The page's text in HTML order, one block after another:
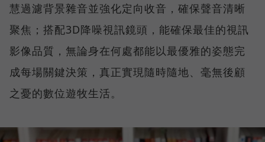
慧過濾背景雜音並強化定向收音，確保聲音清晰
聚焦；搭配3D降噪視訊鏡頭，能確保最佳的視訊
影像品質，無論身在何處都能以最優雅的姿態完
成每場關鍵決策，真正實現隨時隨地、毫無後顧
之憂的數位遊牧生活。